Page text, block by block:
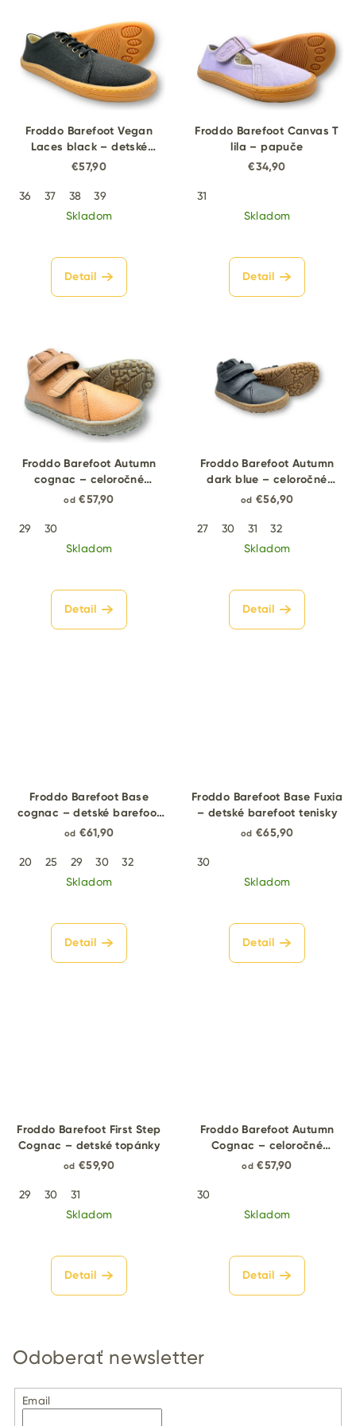
Froddo Barefoot Vegan
Laces black – detské
barefoot tenisky
€57,90
36 37 38
39
Skladom
Detail
Froddo Barefoot Canvas T
lila – papuče
€34,90
31
Skladom
Detail
Froddo Barefoot Autumn
cognac – celoročné
barefoot topánky
od €57,90
29
30
Skladom
Detail
Froddo Barefoot Autumn
dark blue – celoročné
barefoot topánky
od €56,90
27 30 31
32
Skladom
Detail
Froddo Barefoot Base
cognac – detské barefoot
tenisky
od €61,90
20 25 29 30
32
Skladom
Detail
Froddo Barefoot Base Fuxia
– detské barefoot tenisky
od €65,90
30
Skladom
Detail
Froddo Barefoot First Step
Cognac – detské topánky
od €59,90
29 30
31
Skladom
Detail
Froddo Barefoot Autumn
Cognac – celoročné
topánky
od €57,90
30
Skladom
Detail
Odoberať newsletter
Email